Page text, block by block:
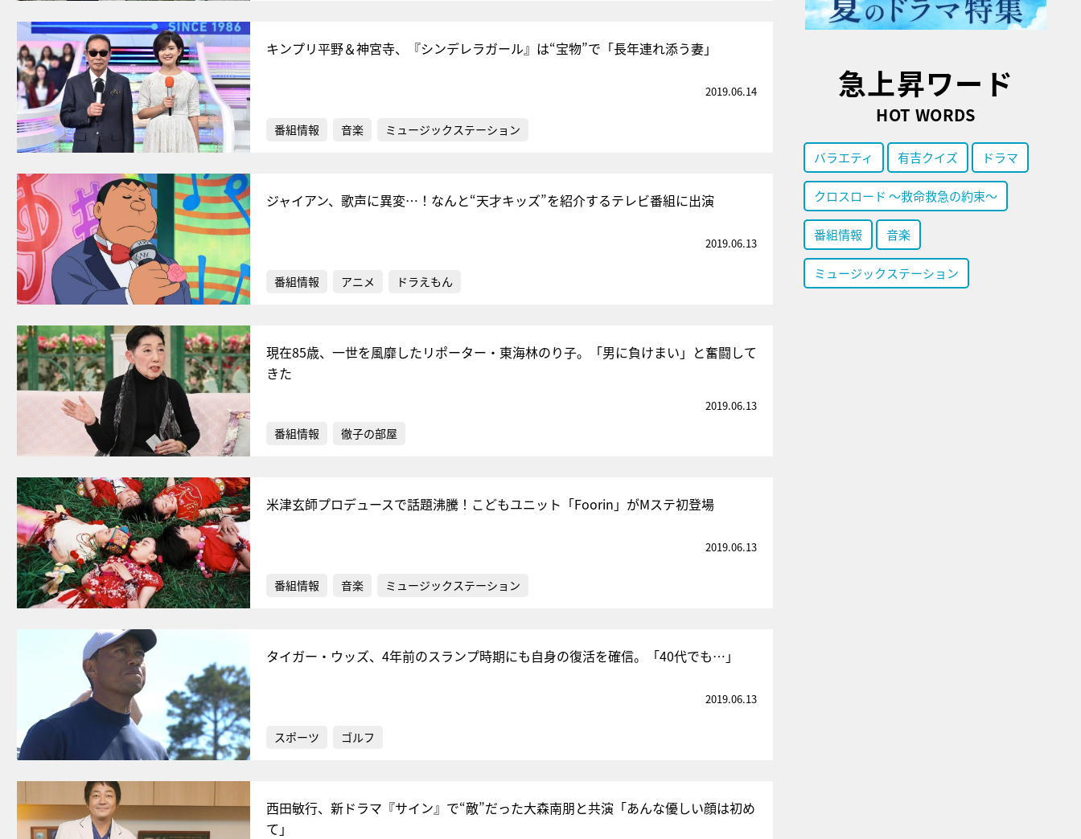
キンプリ平野＆神宮寺、『シンデレラガール』は“宝物”で「長年連れ添う妻」
2019.06.14
番組情報 音楽 ミュージックステーション
ジャイアン、歌声に異変…！なんと“天才キッズ”を紹介するテレビ番組に出演
2019.06.13
番組情報 アニメ ドラえもん
現在85歳、一世を風靡したリポーター・東海林のり子。「男に負けまい」と奮闘して
きた
2019.06.13
番組情報 徹子の部屋
米津玄師プロデュースで話題沸騰！こどもユニット「Foorin」がMステ初登場
2019.06.13
番組情報 音楽 ミュージックステーション
タイガー・ウッズ、4年前のスランプ時期にも自身の復活を確信。「40代でも…」
2019.06.13
スポーツ ゴルフ
西田敏行、新ドラマ『サイン』で“敵”だった大森南朋と共演「あんな優しい顔は初め
て」
急上昇ワード
HOT WORDS
バラエティ 有吉クイズ ドラマ
クロスロード ～救命救急の約束～
番組情報 音楽
ミュージックステーション